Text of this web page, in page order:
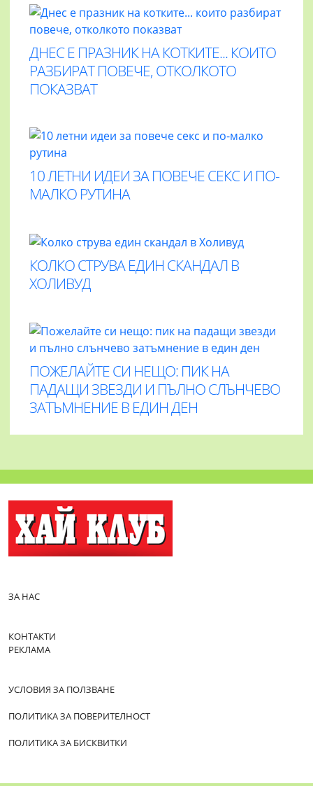
ДНЕС Е ПРАЗНИК НА КОТКИТЕ... КОИТО
РАЗБИРАТ ПОВЕЧЕ, ОТКОЛКОТО
ПОКАЗВАТ
10 ЛЕТНИ ИДЕИ ЗА ПОВЕЧЕ СЕКС И ПО-
МАЛКО РУТИНА
КОЛКО СТРУВА ЕДИН СКАНДАЛ В
ХОЛИВУД
ПОЖЕЛАЙТЕ СИ НЕЩО: ПИК НА
ПАДАЩИ ЗВЕЗДИ И ПЪЛНО СЛЪНЧЕВО
ЗАТЪМНЕНИЕ В ЕДИН ДЕН
ЗА НАС
КОНТАКТИ
РЕКЛАМА
УСЛОВИЯ ЗА ПОЛЗВАНЕ
ПОЛИТИКА ЗА ПОВЕРИТЕЛНОСТ
ПОЛИТИКА ЗА БИСКВИТКИ